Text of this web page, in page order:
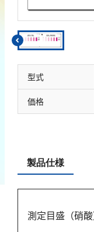
型式
価格
製品仕様
測定目盛（硝酸
銅
ニッケル
マンガン
モリブデン
金属総量
BOD
COD
TOC